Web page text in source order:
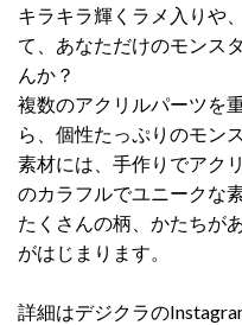
キラキラ輝くラメ入りや
て、あなただけのモンス
んか？
複数のアクリルパーツを
ら、個性たっぷりのモン
素材には、手作りでアク
のカラフルでユニークな
たくさんの柄、かたちが
がはじまります。
詳細はデジクラの